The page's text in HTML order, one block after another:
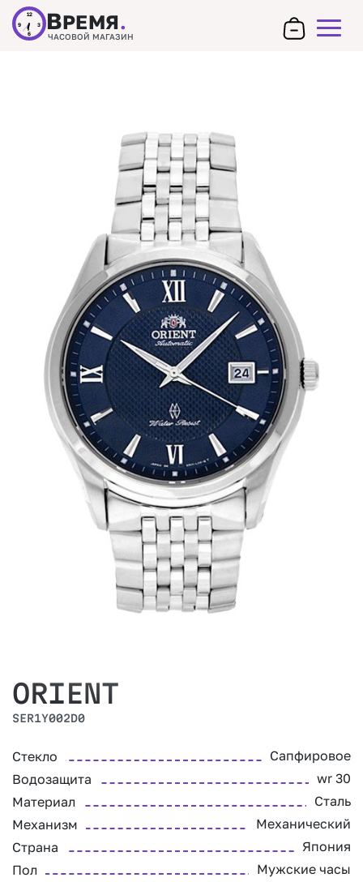
12
3
6
9 ВРЕМЯ.
ЧАСОВОЙ МАГАЗИН
ORIENT
SER1Y002D0
Стекло
Сапфировое
Водозащита
wr 30
Материал
Сталь
Механизм
Механический
Страна
Япония
Пол
Мужские часы